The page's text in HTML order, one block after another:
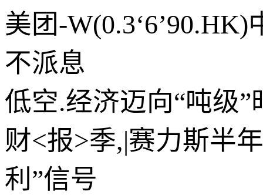
美团-
不派息
低空.经济迈向“吨级
财<报>季,|赛力斯半
利”信号